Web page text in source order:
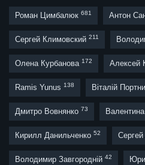
Роман Цимбалюк 681 Антон
Сергей Климовский 211
Олена Курбанова 172 Алексей
Ramis Yunus 138 Віталій
Дмитро Вовнянко 73
Кирилл Данильченко 52
Володимир Завгородній 42